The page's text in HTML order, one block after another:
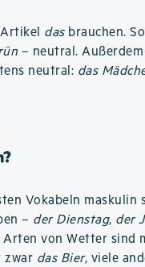
dasbrauchen.
– neutral.
neutral: das
Vokabeln maskulin
– der Dienstag, der
von Wetter sind
zwar das Bier, viele